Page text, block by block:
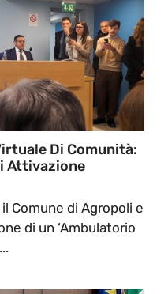
Di Comunità:
Attivazione
Comune di Agropoli e
di un ‘Ambulatorio